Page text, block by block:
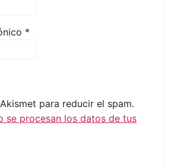
*
para reducir el spam.
se procesan los datos de tus